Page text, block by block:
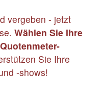
vergeben - jetzt
Wählen Sie Ihre
Sie Ihre
-shows!